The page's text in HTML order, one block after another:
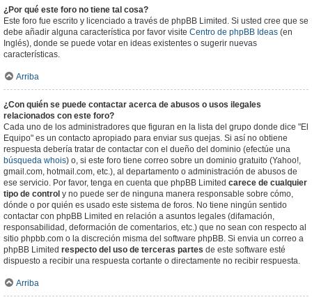
¿Por qué este foro no tiene tal cosa?
Este foro fue escrito y licenciado a través de phpBB Limited. Si usted cree que se
debe añadir alguna característica por favor visite Centro de phpBB Ideas (en
Inglés), donde se puede votar en ideas existentes o sugerir nuevas
características.
Arriba
¿Con quién se puede contactar acerca de abusos o usos ilegales
relacionados con este foro?
Cada uno de los administradores que figuran en la lista del grupo donde dice "El
Equipo" es un contacto apropiado para enviar sus quejas. Si así no obtiene
respuesta debería tratar de contactar con el dueño del dominio (efectúe una
búsqueda whois) o, si este foro tiene correo sobre un dominio gratuito (Yahoo!,
gmail.com, hotmail.com, etc.), al departamento o administración de abusos de
ese servicio. Por favor, tenga en cuenta que phpBB Limited carece de cualquier
tipo de control y no puede ser de ninguna manera responsable sobre cómo,
dónde o por quién es usado este sistema de foros. No tiene ningún sentido
contactar con phpBB Limited en relación a asuntos legales (difamación,
responsabilidad, deformación de comentarios, etc.) que no sean con respecto al
sitio phpbb.com o la discreción misma del software phpBB. Si envia un correo a
phpBB Limited respecto del uso de terceras partes de este software esté
dispuesto a recibir una respuesta cortante o directamente no recibir respuesta.
Arriba